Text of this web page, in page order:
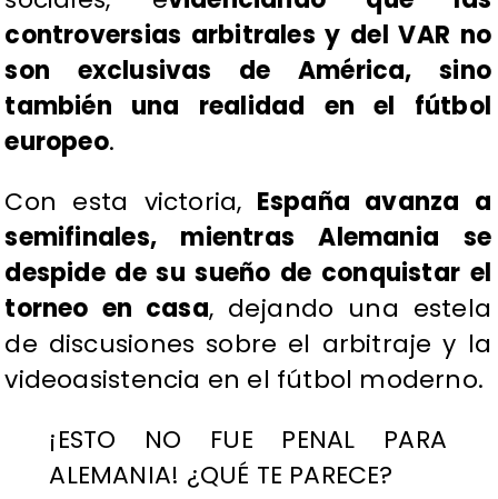
controversias arbitrales y del VAR no
son exclusivas de América, sino
también una realidad en el fútbol
europeo.
Con esta victoria, España avanza a
semifinales, mientras Alemania se
despide de su sueño de conquistar el
torneo en casa, dejando una estela
de discusiones sobre el arbitraje y la
videoasistencia en el fútbol moderno.
¡ESTO NO FUE PENAL PARA
ALEMANIA! ¿QUÉ TE PARECE?